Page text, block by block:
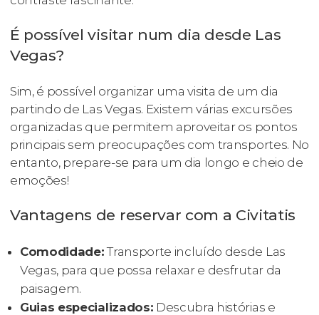
É possível visitar num dia desde Las
Vegas?
Sim, é possível organizar uma visita de um dia
partindo de Las Vegas. Existem várias excursões
organizadas que permitem aproveitar os pontos
principais sem preocupações com transportes. No
entanto, prepare-se para um dia longo e cheio de
emoções!
Vantagens de reservar com a Civitatis
Comodidade:Transporte incluído desde Las
Vegas, para que possa relaxar e desfrutar da
paisagem.
Guias especializados: Descubra histórias e